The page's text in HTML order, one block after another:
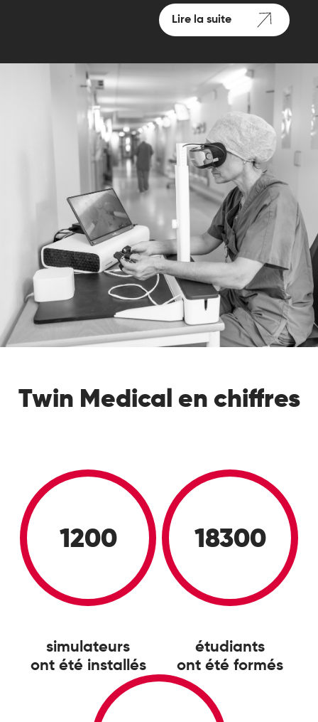
Lire la suite
Twin Medical en chiffres
1200
simulateurs
ont été installés
18300
étudiants
ont été formés